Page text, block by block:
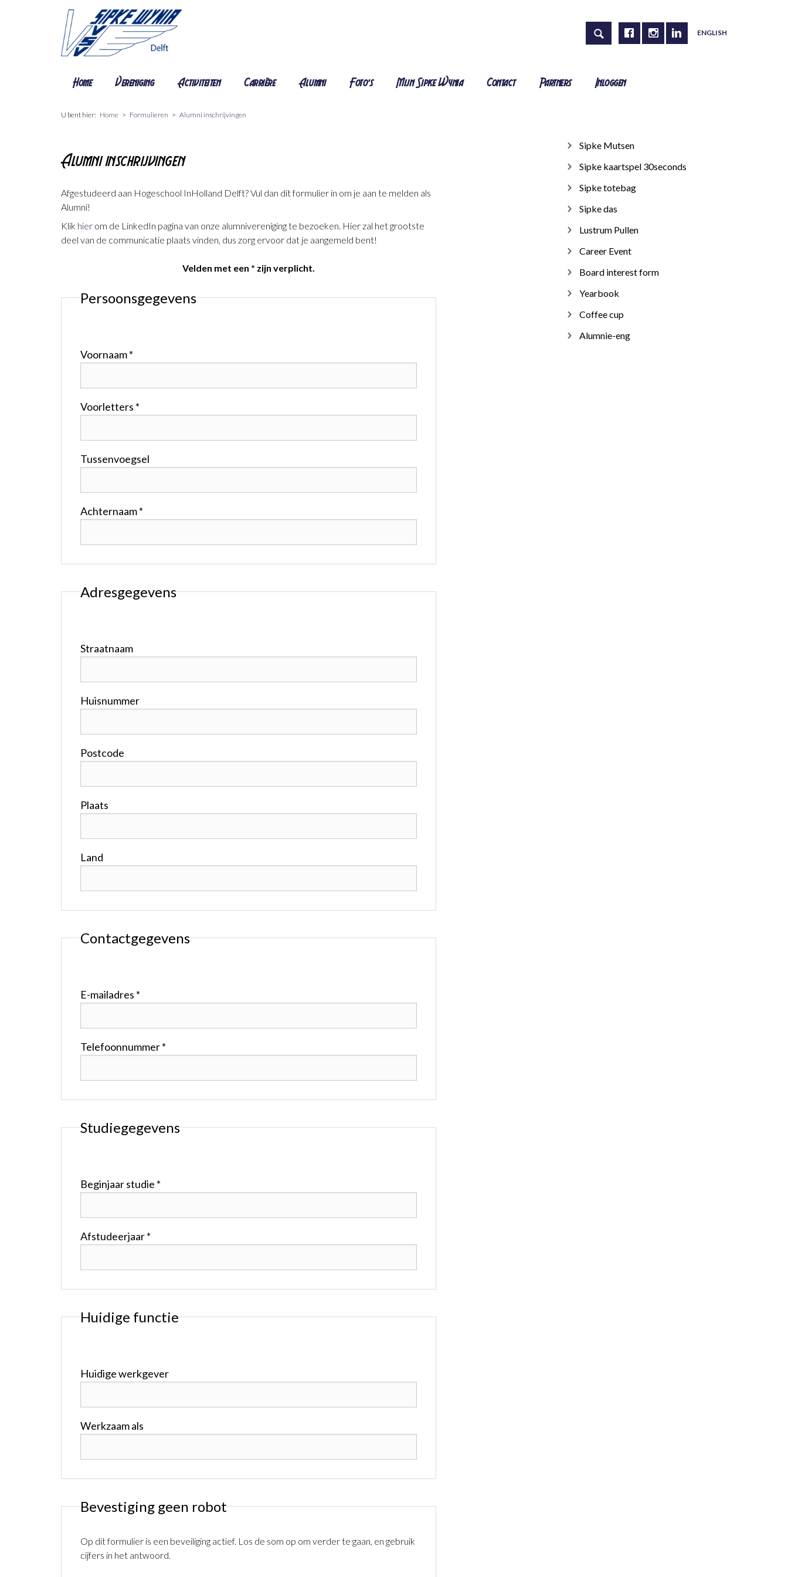
Home Vereniging Activiteiten Carrière Alumni Foto's Mijn Sipke Wynia Contact Partners Inloggen
ENGLISH
U bent hier: Home Formulieren Alumni inschrijvingen
Alumni inschrijvingen
Afgestudeerd aan Hogeschool InHolland Delft? Vul dan dit formulier in om je aan te melden als
Alumni!
Klik hier om de LinkedIn pagina van onze alumnivereniging te bezoeken. Hier zal het grootste
deel van de communicatie plaats vinden, dus zorg ervoor dat je aangemeld bent!
Velden met een * zijn verplicht.
Persoonsgegevens
Voornaam *
Voorletters *
Tussenvoegsel
Achternaam *
Adresgegevens
Straatnaam
Huisnummer
Postcode
Plaats
Land
Contactgegevens
E-mailadres *
Telefoonnummer *
Studiegegevens
Beginjaar studie *
Afstudeerjaar *
Huidige functie
Huidige werkgever
Werkzaam als
Bevestiging geen robot
Op dit formulier is een beveiliging actief. Los de som op om verder te gaan, en gebruik
cijfers in het antwoord.
Sipke Mutsen
Sipke kaartspel 30seconds
Sipke totebag
Sipke das
Lustrum Pullen
Career Event
Board interest form
Yearbook
Coffee cup
Alumnie-eng